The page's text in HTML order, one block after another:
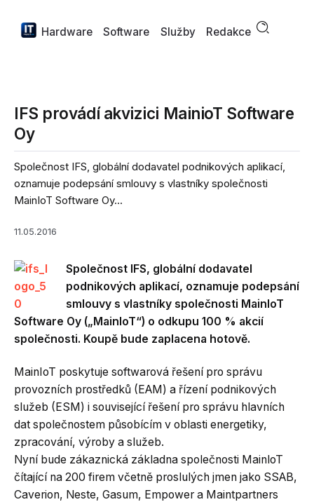
Hardware Software Služby Redakce
IFS provádí akvizici MainioT Software
Oy
Společnost IFS, globální dodavatel podnikových aplikací,
oznamuje podepsání smlouvy s vlastníky společnosti
MainIoT Software Oy...
11.05.2016
Společnost IFS, globální dodavatel
podnikových aplikací, oznamuje podepsání
smlouvy s vlastníky společnosti MainIoT
Software Oy („MainIoT“) o odkupu 100 % akcií
společnosti. Koupě bude zaplacena hotově.
MainIoT poskytuje softwarová řešení pro správu
provozních prostředků (EAM) a řízení podnikových
služeb (ESM) i související řešení pro správu hlavních
dat společnostem působícím v oblasti energetiky,
zpracování, výroby a služeb.
Nyní bude zákaznická základna společnosti MainloT
čítající na 200 firem včetně proslulých jmen jako SSAB,
Caverion, Neste, Gasum, Empower a Maintpartners